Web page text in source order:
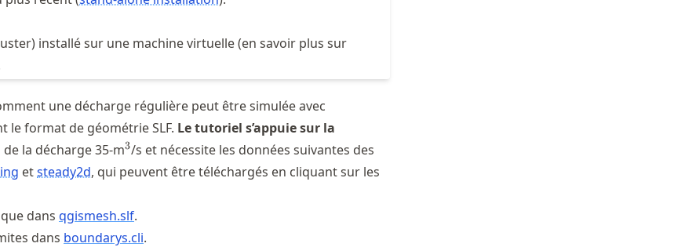
installé sur une machine virtuelle (en savoir plus sur
une décharge régulière peut être simulée avec
le format de géométrie SLF. Le tutoriel s’appuie sur la
de la décharge 35-m^3
3/s et nécessite les données suivantes des
etsteady2d, qui peuvent être téléchargés en cliquant sur les
dans qgismesh.slf.
dans boundarys.cli.